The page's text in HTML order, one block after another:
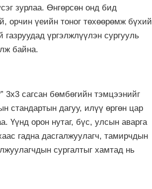
зурлаа. Өнгөрсөн онд бид
орчин үеийн тоног төхөөрөмж бүхий
үргэлжлүүлэн сургууль
байна.
3х3 сагсан бөмбөгийн тэмцээнийг
стандартын дагуу, илүү өргөн цар
Үүнд орон нутаг, бүс, улсын аварга
гадна дасгалжуулагч, тамирчдын
сургалтыг хамтад нь